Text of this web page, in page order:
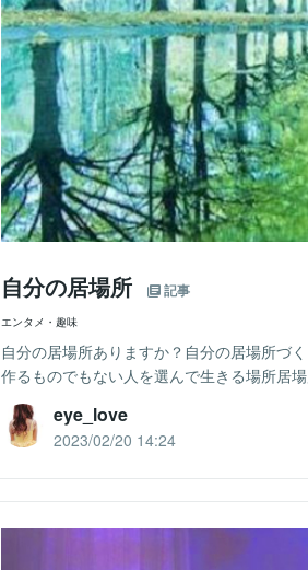
自分の居場所 記事
エンタメ・趣味
自分の居場所ありますか？自分の居場所づ
作るものでもない人を選んで生きる場所居
eye_love
2023/02/20 14:24